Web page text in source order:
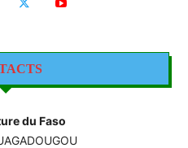
du Faso